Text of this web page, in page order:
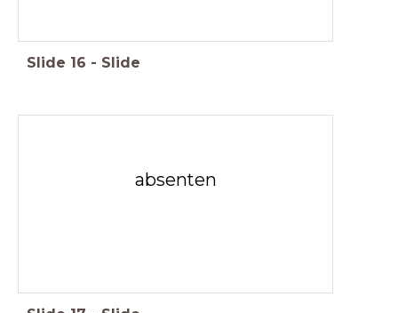
Slide 16 - Slide
absenten